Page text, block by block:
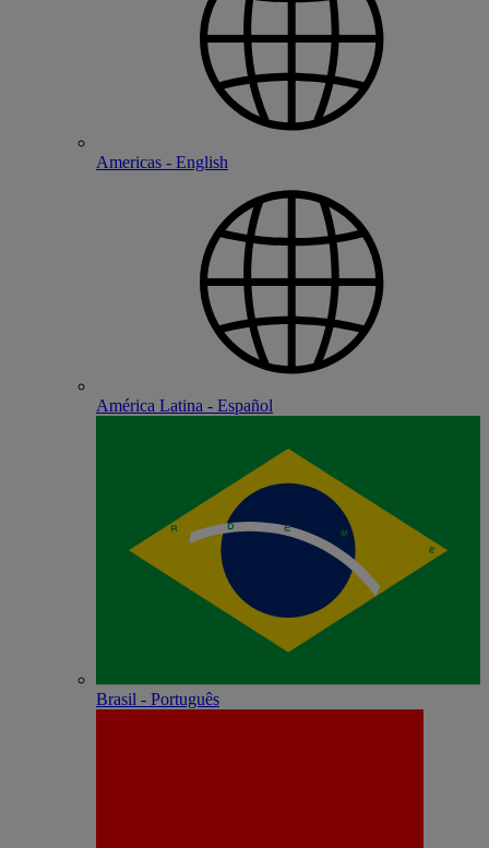
Americas - English
América Latina - Español
Brasil - Português